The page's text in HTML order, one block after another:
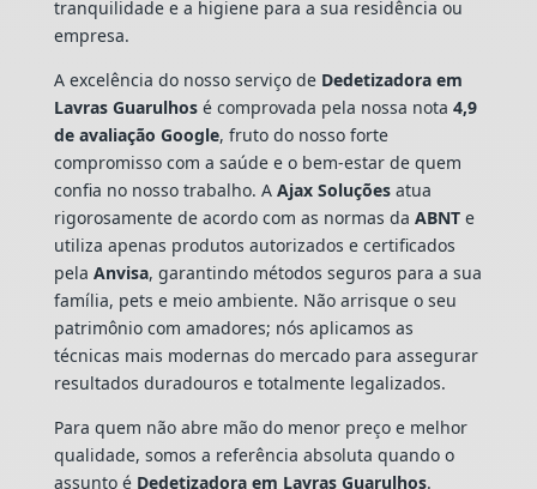
tranquilidade e a higiene para a sua residência ou
empresa.
A excelência do nosso serviço de Dedetizadora em
Lavras Guarulhosé comprovada pela nossa nota 4,9
de avaliação Google, fruto do nosso forte
compromisso com a saúde e o bem-estar de quem
confia no nosso trabalho. A Ajax Soluçõesatua
rigorosamente de acordo com as normas da ABNTe
utiliza apenas produtos autorizados e certificados
pela Anvisa, garantindo métodos seguros para a sua
família, pets e meio ambiente. Não arrisque o seu
patrimônio com amadores; nós aplicamos as
técnicas mais modernas do mercado para assegurar
resultados duradouros e totalmente legalizados.
Para quem não abre mão do menor preço e melhor
qualidade, somos a referência absoluta quando o
assunto é Dedetizadora em Lavras Guarulhos.